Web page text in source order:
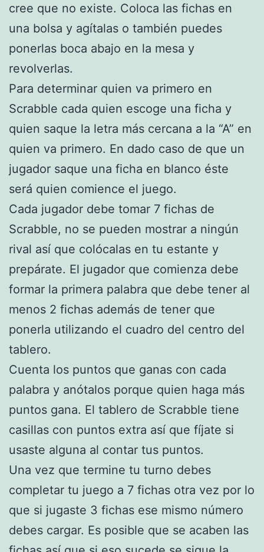
cree que no existe. Coloca las fichas en
una bolsa y agítalas o también puedes
ponerlas boca abajo en la mesa y
revolverlas.
Para determinar quien va primero en
Scrabble cada quien escoge una ficha y
quien saque la letra más cercana a la “A” en
quien va primero. En dado caso de que un
jugador saque una ficha en blanco éste
será quien comience el juego.
Cada jugador debe tomar 7 fichas de
Scrabble, no se pueden mostrar a ningún
rival así que colócalas en tu estante y
prepárate. El jugador que comienza debe
formar la primera palabra que debe tener al
menos 2 fichas además de tener que
ponerla utilizando el cuadro del centro del
tablero.
Cuenta los puntos que ganas con cada
palabra y anótalos porque quien haga más
puntos gana. El tablero de Scrabble tiene
casillas con puntos extra así que fíjate si
usaste alguna al contar tus puntos.
Una vez que termine tu turno debes
completar tu juego a 7 fichas otra vez por lo
que si jugaste 3 fichas ese mismo número
debes cargar. Es posible que se acaben las